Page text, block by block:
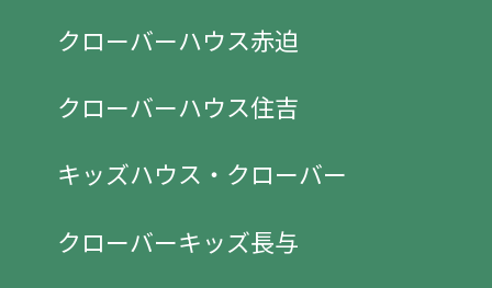
クローバーハウス赤迫
クローバーハウス住吉
キッズハウス・クローバー
クローバーキッズ長与